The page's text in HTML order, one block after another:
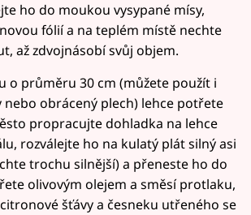
ho do moukou vysypané mísy,
fólií a na teplém místě nechte
až zdvojnásobí svůj objem.
o průměru 30 cm (můžete použít i
obrácený plech) lehce potřete
propracujte dohladka na lehce
rozválejte ho na kulatý plát silný asi
trochu silnější) a přeneste ho do
olivovým olejem a směsí protlaku,
šťávy a česneku utřeného se